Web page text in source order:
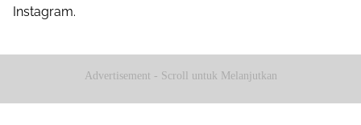
Instagram.
Advertisement - Scroll untuk Melanjutkan